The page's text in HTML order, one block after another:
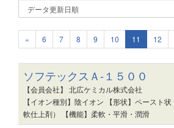
« 6 7 8 9 10 11 12
ソフテックスＡ-１５００
【会員会社】 北広ケミカル株式会社
【イオン種別】陰イオン 【形状】ペースト
軟仕上剤） 【機能】柔軟・平滑・潤滑